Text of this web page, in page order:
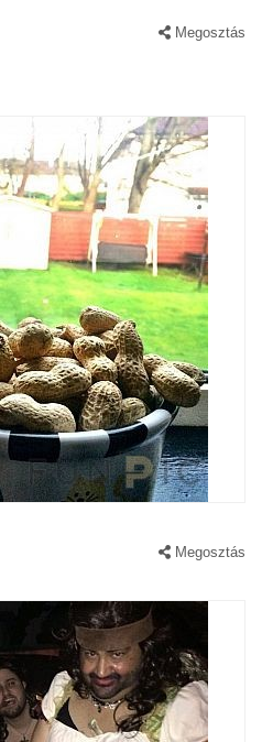
Megosztás
Megosztás